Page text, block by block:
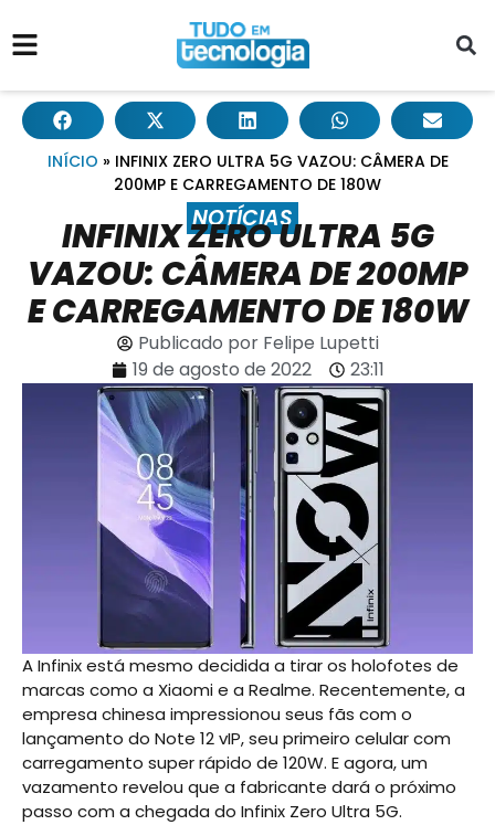
INÍCIO » INFINIX ZERO ULTRA 5G VAZOU: CÂMERA DE
200MP E CARREGAMENTO DE 180W
NOTÍCIAS
INFINIX ZERO ULTRA 5G
VAZOU: CÂMERA DE 200MP
E CARREGAMENTO DE 180W
Publicado porFelipe Lupetti
19 de agosto de 2022
23:11
A Infinix está mesmo decidida a tirar os holofotes de
marcas como a Xiaomi e a Realme. Recentemente, a
empresa chinesa impressionou seus fãs com o
lançamento do Note 12 vIP, seu primeiro celular com
carregamento super rápido de 120W. E agora, um
vazamento revelou que a fabricante dará o próximo
passo com a chegada do Infinix Zero Ultra 5G.